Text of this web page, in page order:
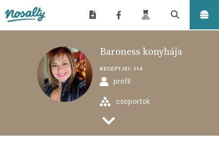
Nosalty
Baroness konyhája
RECEPTJEI: 114
profil
csoportok
feltöltött receptjei